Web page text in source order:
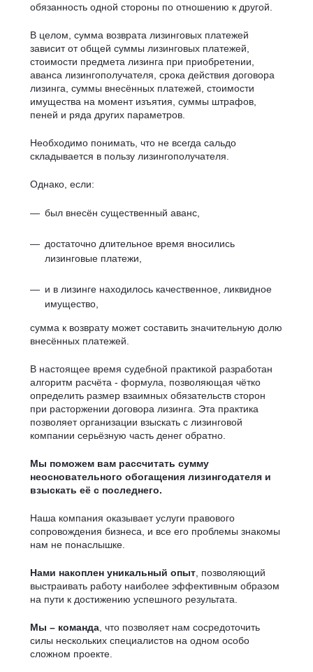
обязанность одной стороны по отношению к другой.
В целом, сумма возврата лизинговых платежей
зависит от общей суммы лизинговых платежей,
стоимости предмета лизинга при приобретении,
аванса лизингополучателя, срока действия договора
лизинга, суммы внесённых платежей, стоимости
имущества на момент изъятия, суммы штрафов,
пеней и ряда других параметров.
Необходимо понимать, что не всегда сальдо
складывается в пользу лизингополучателя.
Однако, если:
был внесён существенный аванс,
достаточно длительное время вносились
лизинговые платежи,
и в лизинге находилось качественное, ликвидное
имущество,
сумма к возврату может составить значительную долю
внесённых платежей.
В настоящее время судебной практикой разработан
алгоритм расчёта - формула, позволяющая чётко
определить размер взаимных обязательств сторон
при расторжении договора лизинга. Эта практика
позволяет организации взыскать с лизинговой
компании серьёзную часть денег обратно.
Мы поможем вам рассчитать сумму
неосновательного обогащения лизингодателя и
взыскать её с последнего.
Наша компания оказывает услуги правового
сопровождения бизнеса, и все его проблемы знакомы
нам не понаслышке.
Нами накоплен уникальный опыт , позволяющий
выстраивать работу наиболее эффективным образом
на пути к достижению успешного результата.
Мы – команда , что позволяет нам сосредоточить
силы нескольких специалистов на одном особо
сложном проекте.